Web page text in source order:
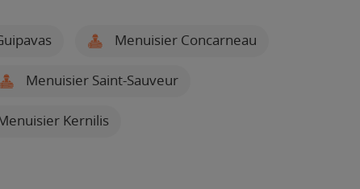
Menuisier Concarneau
Menuisier Saint-Sauveur
Kernilis